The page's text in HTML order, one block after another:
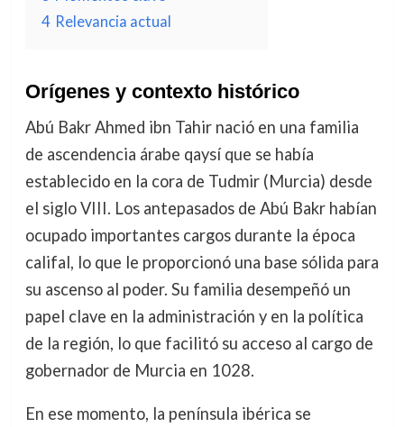
4 Relevancia actual
Orígenes y contexto histórico
Abú Bakr Ahmed ibn Tahir nació en una familia
de ascendencia árabe qaysí que se había
establecido en la cora de Tudmir (Murcia) desde
el siglo VIII. Los antepasados de Abú Bakr habían
ocupado importantes cargos durante la época
califal, lo que le proporcionó una base sólida para
su ascenso al poder. Su familia desempeñó un
papel clave en la administración y en la política
de la región, lo que facilitó su acceso al cargo de
gobernador de Murcia en 1028.
En ese momento, la península ibérica se